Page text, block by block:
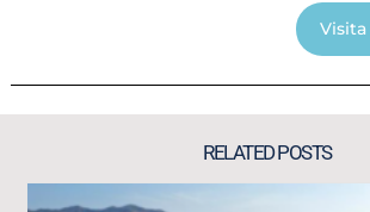
RELATED POSTS